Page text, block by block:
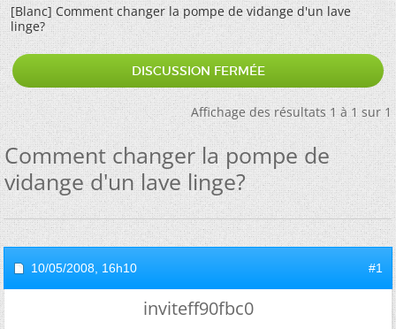
[Blanc]Comment changer la pompe de vidange d'un lave
linge?
DISCUSSION FERMÉE
Affichage des résultats 1 à 1 sur 1
Comment changer la pompe de
vidange d'un lave linge?
10/05/2008, 16h10 #1
inviteff90fbc0